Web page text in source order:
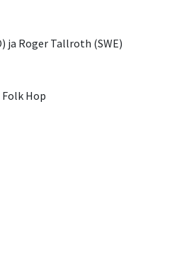
ja Roger Tallroth (SWE)
Folk Hop